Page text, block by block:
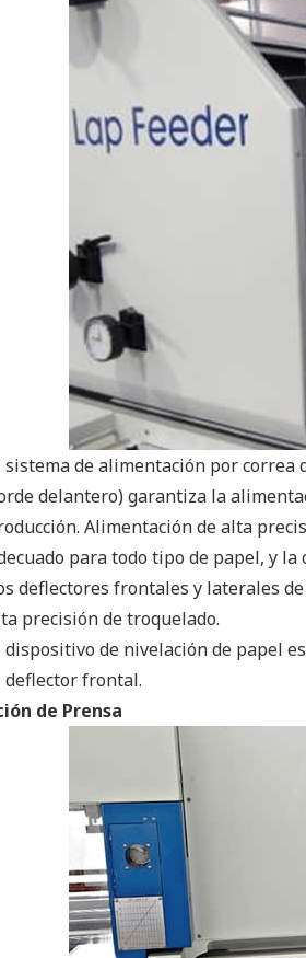
sistema de alimentación por correa
delantero) garantiza la
Alimentación de alta
para todo tipo de papel, y
deflectores frontales y laterales
precisión de troquelado.
dispositivo de nivelación de papel
deflector frontal.
de Prensa